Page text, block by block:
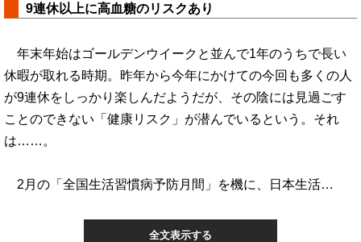
9連休以上に高血糖のリスクあり
年末年始はゴールデンウイークと並んで1年のうちで長い
休暇が取れる時期。昨年から今年にかけての今回も多くの人
が9連休をしっかり楽しんだようだが、その陰には見過ごす
ことのできない「健康リスク」が潜んでいるという。それ
は……。
2月の「全国生活習慣病予防月間」を機に、日本生活…
全文表示する